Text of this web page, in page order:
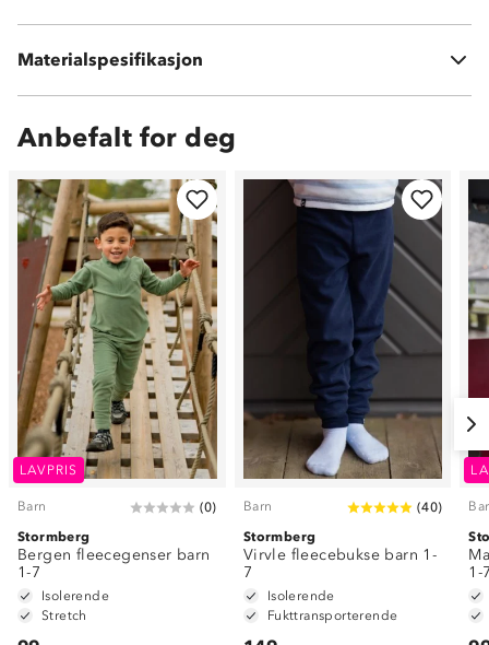
Materialspesifikasjon
100 % polyester
Anbefalt for deg
LAVPRIS
Barn (0)
Stormberg
Bergen fleecegenser barn
1-7
Isolerende
Stretch
Barn (40)
Stormberg
Virvle fleecebukse barn 1-
7
Isolerende
Fukttransporterende
1-